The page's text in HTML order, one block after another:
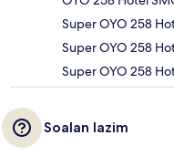
Super OYO 258
Super OYO 258
Super OYO 258
Soalan lazim